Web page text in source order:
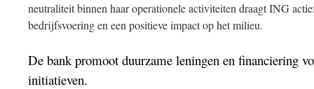
neutraliteit binnen haar operationele activiteiten draagt ING
bedrijfsvoering en een positieve impact op het milieu.
De bank promoot duurzame leningen en financiering
initiatieven.